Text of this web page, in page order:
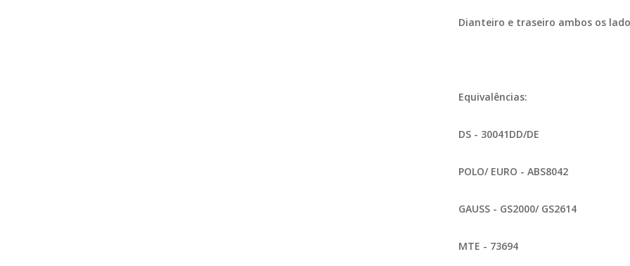
Dianteiro e traseiro ambos os
Equivalências:
DS - 30041DD/DE
POLO/ EURO - ABS8042
GAUSS - GS2000/ GS2614
MTE - 73694